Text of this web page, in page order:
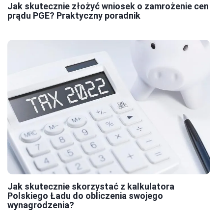
Jak skutecznie złożyć wniosek o zamrożenie cen
prądu PGE? Praktyczny poradnik
Jak skutecznie skorzystać z kalkulatora
Polskiego Ładu do obliczenia swojego
wynagrodzenia?